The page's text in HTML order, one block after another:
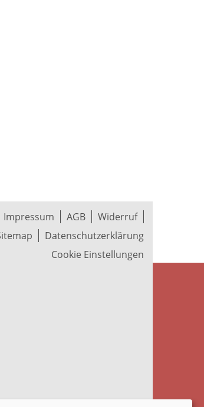
Impressum AGB
Widerruf
Datenschutzerklärung
Cookie Einstellungen